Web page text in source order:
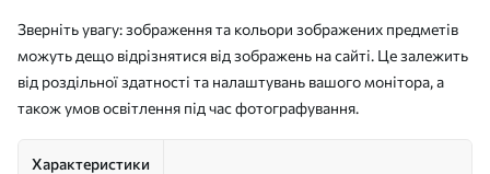
Зверніть увагу: зображення та кольори зображених предметів
можуть дещо відрізнятися від зображень на сайті. Це залежить
від роздільної здатності та налаштувань вашого монітора, а
також умов освітлення під час фотографування.
Характеристики